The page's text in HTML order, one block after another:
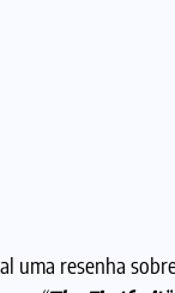
uma resenha